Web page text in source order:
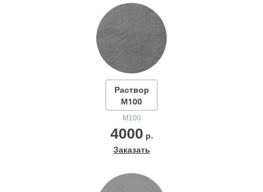
Раствор
М100
М100
4000 р.
Заказать